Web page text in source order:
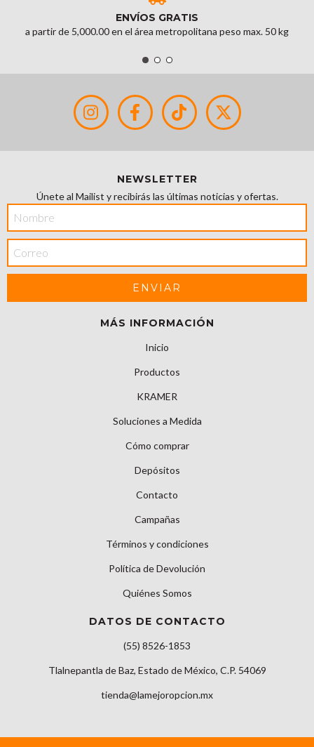
ENVÍOS GRATIS
a partir de 5,000.00 en el área metropolitana peso max. 50 kg
NEWSLETTER
Únete al Mailist y recibirás las últimas noticias y ofertas.
MÁS INFORMACIÓN
Inicio
Productos
KRAMER
Soluciones a Medida
Cómo comprar
Depósitos
Contacto
Campañas
Términos y condiciones
Política de Devolución
Quiénes Somos
DATOS DE CONTACTO
(55) 8526-1853
Tlalnepantla de Baz, Estado de México, C.P. 54069
tienda@lamejoropcion.mx